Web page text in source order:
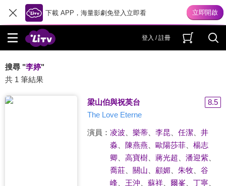
下載 APP，海量影劇免登入立即看
登入 / 註冊
搜尋 "李婷"
共 1 筆結果
梁山伯與祝英台
8.5
The Love Eterne
演員： 凌波 樂蒂、 李昆、 任潔、 井
淼
陳燕燕 歐陽莎菲、 楊志
卿
高寶樹、 蔣光超 潘迎紫、
喬莊、 關山 顧媚 朱牧、 谷
峰、 王沖 蘇祥、 爾峯 丁寧、